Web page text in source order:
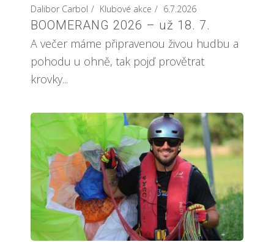
Dalibor Carbol Klubové akce 6.7.2026
BOOMERANG 2026 – už 18. 7.
A večer máme připravenou živou hudbu a
pohodu u ohně, tak pojď provětrat
krovky...